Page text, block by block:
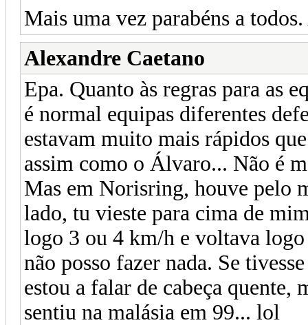
Mais uma vez parabéns a
Alexandre Caetano
Epa. Quanto às regras para as
é normal equipas diferentes
estavam muito mais rápidos
assim como o Álvaro... Não é
Mas em Norisring, houve pelo
lado, tu vieste para cima de
logo 3 ou 4 km/h e voltava
não posso fazer nada. Se
estou a falar de cabeça quente,
sentiu na malásia em 99... lol